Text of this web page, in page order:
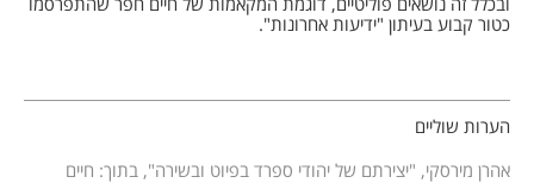
כטור קבוע בעיתון "ידיעות אחרונות".
הערות שוליים
אהרן מירסקי, "יצירתם של יהודי ספרד בפיוט ובשירה", בתוך: חיים